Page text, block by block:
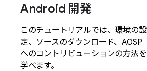
Android 開発
このチュートリアルでは、環境の設
定、ソースのダウンロード、AOSP
へのコントリビューションの方法を
学べます。